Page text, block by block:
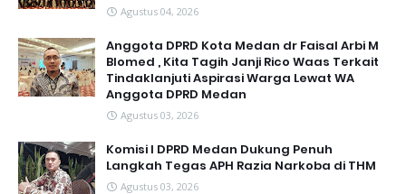
Agustus 04, 2026
Anggota DPRD Kota Medan dr Faisal Arbi M
Blomed , Kita Tagih Janji Rico Waas Terkait
Tindaklanjuti Aspirasi Warga Lewat WA
Anggota DPRD Medan
Agustus 03, 2026
Komisi I DPRD Medan Dukung Penuh
Langkah Tegas APH Razia Narkoba di THM
Agustus 03, 2026